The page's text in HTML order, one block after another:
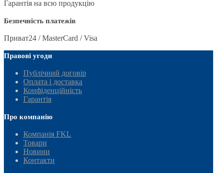
Гарантія на всю продукцію
Безпечність платежів
Приват24 / MasterCard / Visa
Правові угоди
Публічний договір
Оплата і доставка
Конфіденційність
Гарантія
Про компанію
Компанія FKL
Товари
Новини
Контакти